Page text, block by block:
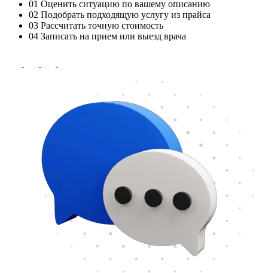
01 Оценить ситуацию по вашему описанию
02 Подобрать подходящую услугу из прайса
03 Рассчитать точную стоимость
04 Записать на прием или выезд врача